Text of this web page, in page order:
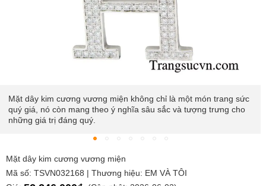
Mặt dây kim cương vương miện không chỉ là một món trang sức
quý giá, nó còn mang theo ý nghĩa sâu sắc và tượng trưng cho
những giá trị đáng quý.
Mặt dây kim cương vương miện
Mã số: TSVN032168 | Thương hiệu: EM VÀ TÔI